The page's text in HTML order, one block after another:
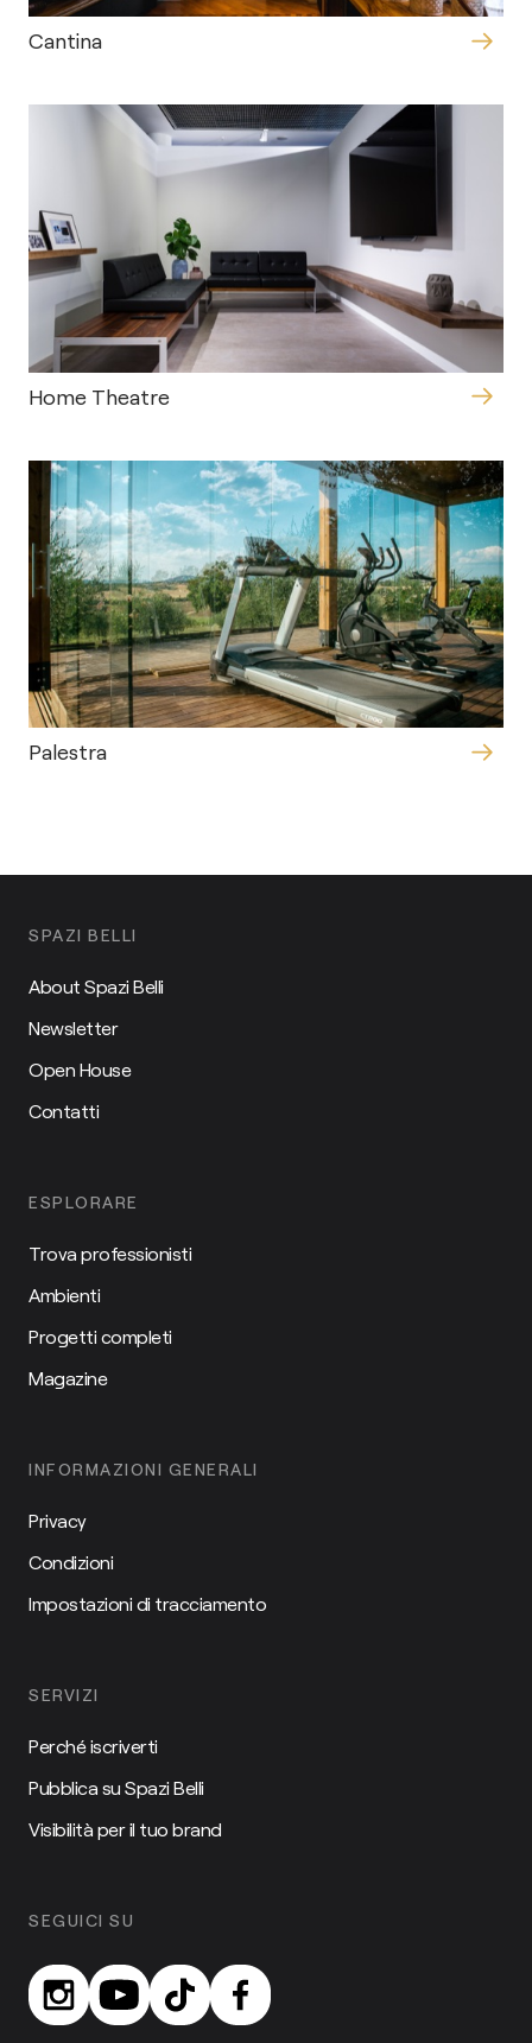
Cantina
Home Theatre
Palestra
SPAZI BELLI
About Spazi Belli
Newsletter
Open House
Contatti
ESPLORARE
Trova professionisti
Ambienti
Progetti completi
Magazine
INFORMAZIONI GENERALI
Privacy
Condizioni
Impostazioni di tracciamento
SERVIZI
Perché iscriverti
Pubblica su Spazi Belli
Visibilità per il tuo brand
SEGUICI SU